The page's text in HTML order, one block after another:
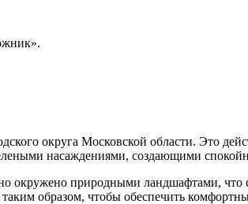
округа Московской области. Это
насаждениями, создающими
окружено природными ландшафтами, что
образом, чтобы обеспечить